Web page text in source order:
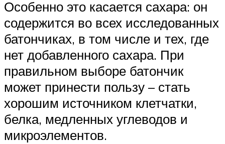
Особенно это касается сахара: он
содержится во всех исследованных
батончиках, в том числе и тех, где
нет добавленного сахара. При
правильном выборе батончик
может принести пользу – стать
хорошим источником клетчатки,
белка, медленных углеводов и
микроэлементов.